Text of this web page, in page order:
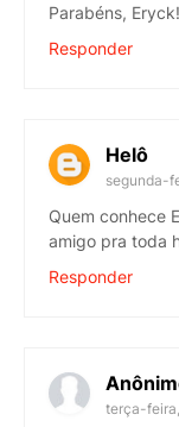
Parabéns,
Responder
Helô
segunda-
Quem conhece
amigo pra toda
Responder
terça-